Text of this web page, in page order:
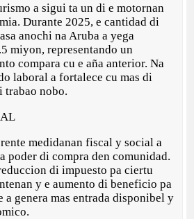
a sigui ta un di e motornan
Durante 2025, e cantidad di
anochi na Aruba a yega
miyon, representando un
compara cu e aña anterior. Na
laboral a fortalece cu mas di
trabao nobo.
medidanan fiscal y social a
poder di compra den comunidad.
di impuesto pa ciertu
y e aumento di beneficio pa
a genera mas entrada disponibel y